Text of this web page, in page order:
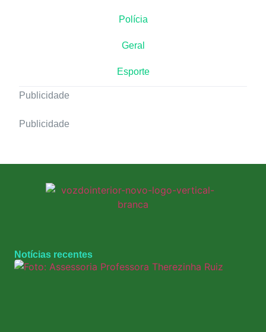
Polícia
Geral
Esporte
Publicidade
Publicidade
Notícias recentes